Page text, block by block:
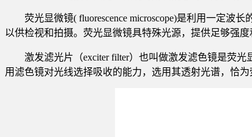
荧光显微镜( fluorescence microscope)是利用一定波
以供检视和拍摄。荧光显微镜具特殊光源，提供足够强
激发滤光片（exciter filter）也叫做激发滤色镜是荧
用滤色镜对光线选择吸收的能力，选用其透射光谱，恰